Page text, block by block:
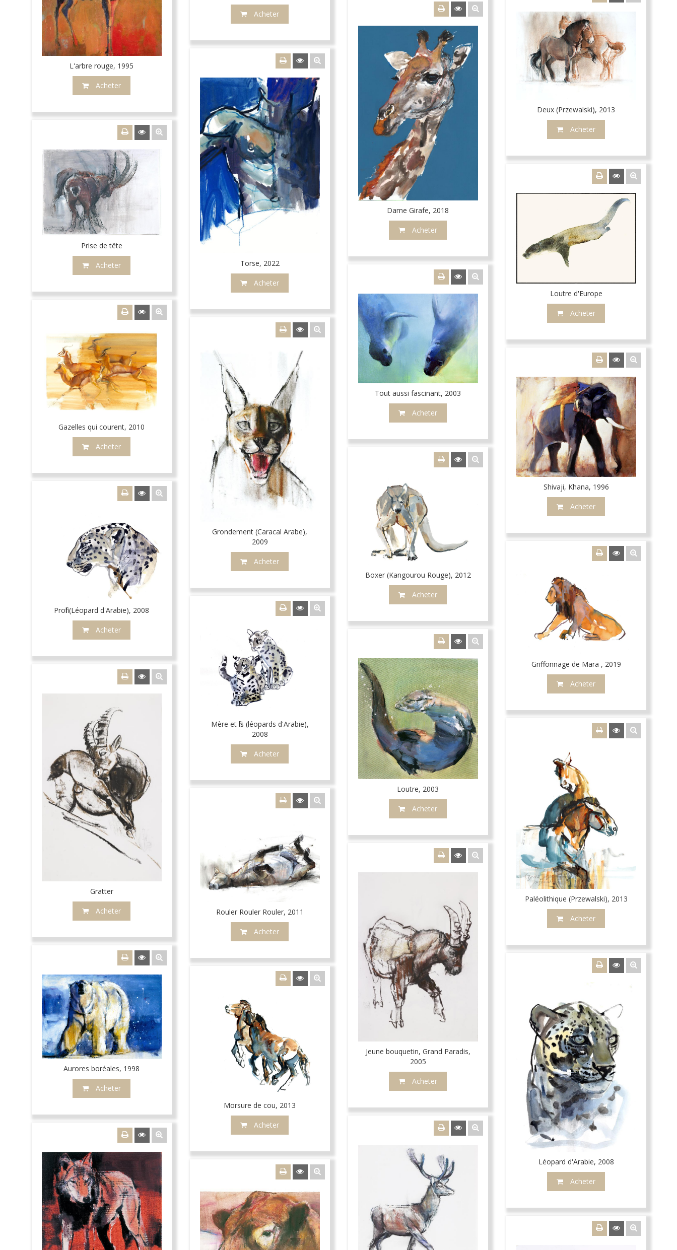
Acheter
L'arbre rouge, 1995
Acheter
Deux (Przewalski), 2013
Acheter
Dame Girafe, 2018
Acheter
Torse, 2022
Acheter
Prise de tête
Acheter
Loutre d'Europe
Acheter
Tout aussi fascinant, 2003
Acheter
Gazelles qui courent, 2010
Acheter
Grondement (Caracal Arabe),
2009
Acheter
Shivaji, Khana, 1996
Acheter
Boxer (Kangourou Rouge), 2012
Acheter
Profil (Léopard d'Arabie), 2008
Acheter
Griffonnage de Mara , 2019
Acheter
Mère et fils (léopards d'Arabie),
2008
Acheter
Loutre, 2003
Acheter
Gratter
Acheter
Paléolithique (Przewalski), 2013
Acheter
Rouler Rouler Rouler, 2011
Acheter
Jeune bouquetin, Grand Paradis,
2005
Acheter
Aurores boréales, 1998
Acheter
Léopard d'Arabie, 2008
Acheter
Morsure de cou, 2013
Acheter